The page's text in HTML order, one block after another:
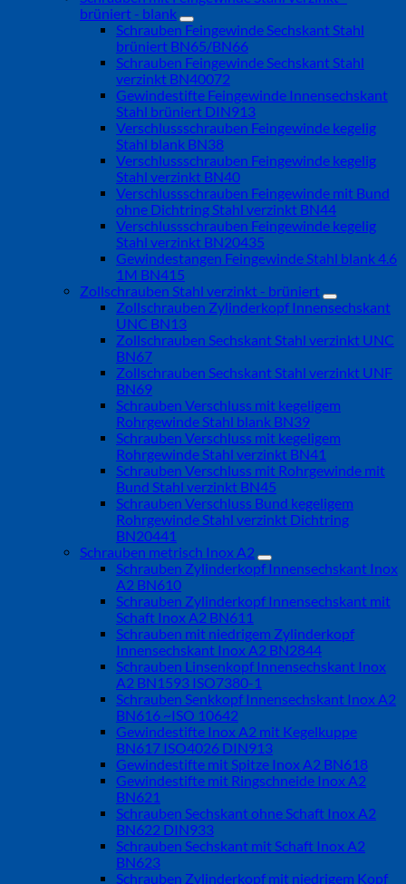
brüniert - blank
Schrauben Feingewinde Sechskant Stahl
brüniert BN65/BN66
Schrauben Feingewinde Sechskant Stahl
verzinkt BN40072
Gewindestifte Feingewinde Innensechskant
Stahl brüniert DIN913
Verschlussschrauben Feingewinde kegelig
Stahl blank BN38
Verschlussschrauben Feingewinde kegelig
Stahl verzinkt BN40
Verschlussschrauben Feingewinde mit Bund
ohne Dichtring Stahl verzinkt BN44
Verschlussschrauben Feingewinde kegelig
Stahl verzinkt BN20435
Gewindestangen Feingewinde Stahl blank 4.6
1M BN415
Zollschrauben Stahl verzinkt - brüniert
Zollschrauben Zylinderkopf Innensechskant
UNC BN13
Zollschrauben Sechskant Stahl verzinkt UNC
BN67
Zollschrauben Sechskant Stahl verzinkt UNF
BN69
Schrauben Verschluss mit kegeligem
Rohrgewinde Stahl blank BN39
Schrauben Verschluss mit kegeligem
Rohrgewinde Stahl verzinkt BN41
Schrauben Verschluss mit Rohrgewinde mit
Bund Stahl verzinkt BN45
Schrauben Verschluss Bund kegeligem
Rohrgewinde Stahl verzinkt Dichtring
BN20441
Schrauben metrisch Inox A2
Schrauben Zylinderkopf Innensechskant Inox
A2 BN610
Schrauben Zylinderkopf Innensechskant mit
Schaft Inox A2 BN611
Schrauben mit niedrigem Zylinderkopf
Innensechskant Inox A2 BN2844
Schrauben Linsenkopf Innensechskant Inox
A2 BN1593 ISO7380-1
Schrauben Senkkopf Innensechskant Inox A2
BN616 ~ISO 10642
Gewindestifte Inox A2 mit Kegelkuppe
BN617 ISO4026 DIN913
Gewindestifte mit Spitze Inox A2 BN618
Gewindestifte mit Ringschneide Inox A2
BN621
Schrauben Sechskant ohne Schaft Inox A2
BN622 DIN933
Schrauben Sechskant mit Schaft Inox A2
BN623
Schrauben Zylinderkopf mit niedrigem Kopf